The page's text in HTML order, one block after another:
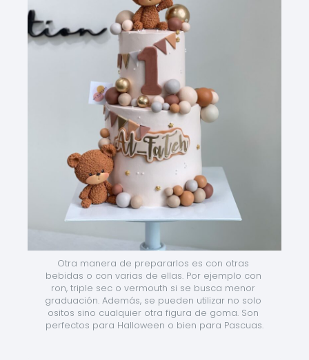
Otra manera de prepararlos es con otras
bebidas o con varias de ellas. Por ejemplo con
ron, triple sec o vermouth si se busca menor
graduación. Además, se pueden utilizar no solo
ositos sino cualquier otra figura de goma. Son
perfectos para Halloween o bien para Pascuas.